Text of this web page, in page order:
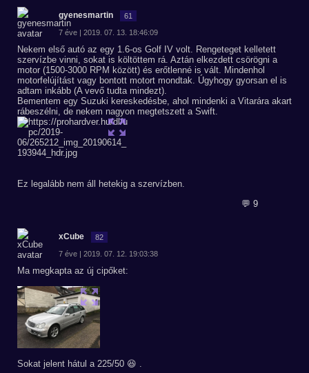
gyenesmartin 61
7 éve | 2019. 07. 13. 18:46:09
Nekem első autó az egy 1.6-os Golf IV volt. Rengeteget kelletett
szervízbe vinni, sokat is költöttem rá. Aztán elkezdett csörögni a
motor (1500-3000 RPM között) és erőtlenné is vált. Mindenhol
motorfelújítást vagy bontott motort mondtak. Úgyhogy gyorsan el is
adtam inkább (A vevő tudta mindezt).
Bementem egy Suzuki kereskedésbe, ahol mindenki a Vitarára akart
rábeszélni, de nekem nagyon megtetszett a Swift.
Ez legalább nem áll hetekig a szervízben.
💬 9
xCube 82
7 éve | 2019. 07. 12. 19:03:38
Ma megkapta az új cipőket:
Sokat jelent hátul a 225/50 😆 .